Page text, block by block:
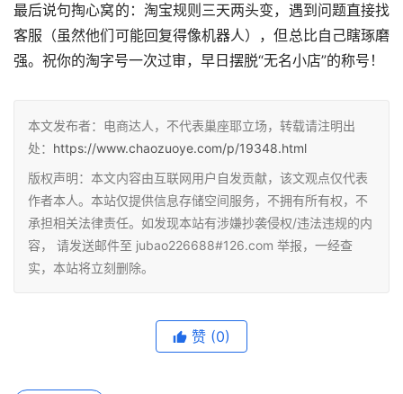
最后说句掏心窝的：淘宝规则三天两头变，遇到问题直接找
客服（虽然他们可能回复得像机器人），但总比自己瞎琢磨
强。祝你的淘字号一次过审，早日摆脱“无名小店”的称号！
本文发布者：电商达人，不代表巢座耶立场，转载请注明出
处： https://www.chaozuoye.com/p/19348.html
版权声明：本文内容由互联网用户自发贡献，该文观点仅代表
作者本人。本站仅提供信息存储空间服务，不拥有所有权，不
承担相关法律责任。如发现本站有涉嫌抄袭侵权/违法违规的内
容， 请发送邮件至 jubao226688#126.com 举报，一经查
实，本站将立刻删除。
赞 (0)